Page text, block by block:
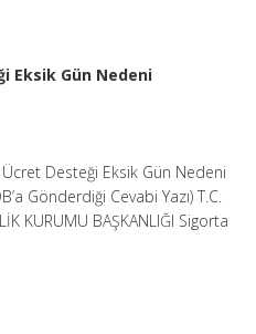
Eksik Gün Nedeni
Desteği Eksik Gün Nedeni
Gönderdiği Cevabi Yazı) T.C.
KURUMU BAŞKANLIĞI Sigorta